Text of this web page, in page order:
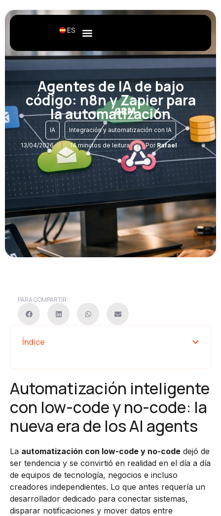
ES
Agentes de IA de bajo
código: n8n y Zapier para
la automatización
IA , Integración y automatización con IA
13/04/2026 14 minutos de leitura Por Rafael
PARA COMPARTIR:
Índice
Automatización inteligente
con low-code y no-code: la
nueva era de los AI agents
La automatización con low-code y no-code dejó de
ser tendencia y se convirtió en realidad en el día a día
de equipos de tecnología, negocios e incluso
creadores independientes. Lo que antes requería un
desarrollador dedicado para conectar sistemas,
disparar notificaciones y mover datos entre